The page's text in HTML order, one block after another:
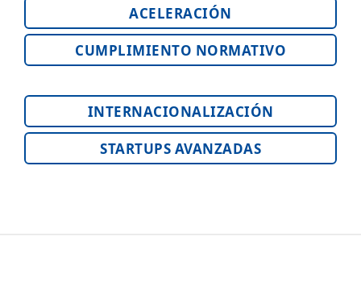
ACELERACIÓN
CUMPLIMIENTO NORMATIVO
INTERNACIONALIZACIÓN
STARTUPS AVANZADAS